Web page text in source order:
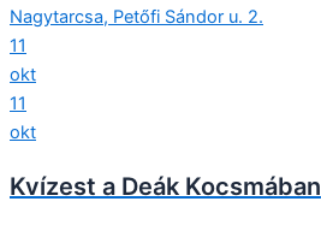
Nagytarcsa, Petőfi Sándor u. 2.
11
okt
11
okt
Kvízest a Deák Kocsmában